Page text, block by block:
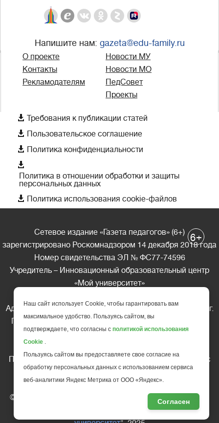
Напишите нам: gazeta@edu-family.ru
О проекте
Контакты
Рекламодателям
Новости МУ
Новости МО
ПедСовет
Проекты
 Требования к публикации статей
 Пользовательское соглашение
 Политика конфиденциальности

Политика в отношении обработки и защиты
персональных данных
 Политика использования cookie-файлов
Сетевое издание «Газета педагогов» (6+)
зарегистрировано Роскомнадзором 14 декабря 2018 года
Номер свидетельства ЭЛ № ФС77-74596
Учредитель – Инновационный образовательный центр
«Мой университет»
Адрес редакции: 185035 Россия, Республика Карелия, г.
Петрозаводск, ул. Фридриха Энгельса д.10, офис 211
Телефон редакции: +7 (499) 685-10-45
Перепечатка материалов газеты допускается только c
письменного разрешения редакции
Ссылка на «Газету педагогов» обязательна.
© АНО ДПО "Инновационный образовательный центр
повышения квалификации и переподготовки "Мой
6+
Наш сайт использует Cookie, чтобы гарантировать вам
максимальное удобство. Пользуясь сайтом, вы
подтверждаете, что согласны с политикой использования
Cookie .
Пользуясь сайтом вы предоставляете свое согласие на
обработку персональных данных с использованием сервиса
веб-аналитики Яндекс Метрика от ООО «Яндекс».
Согласен